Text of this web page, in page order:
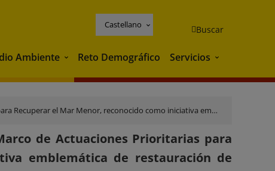
Castellano Buscar
Ambiente Medio Ambiente
Reto Demográfico Servicios Servicios
como iniciativa emblemática de restauración de ecosistemas por la ONU
de Actuaciones Prioritarias para
emblemática de restauración de